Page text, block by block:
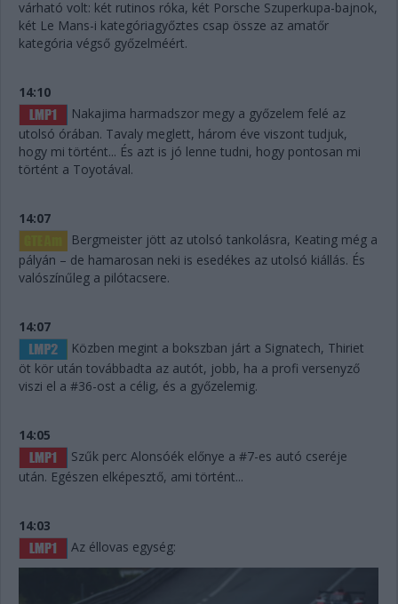
várható volt: két rutinos róka, két Porsche Szuperkupa-bajnok,
két Le Mans-i kategóriagyőztes csap össze az amatőr
kategória végső győzelméért.
14:10
Nakajima harmadszor megy a győzelem felé az
utolsó órában. Tavaly meglett, három éve viszont tudjuk,
hogy mi történt... És azt is jó lenne tudni, hogy pontosan mi
történt a Toyotával.
14:07
Bergmeister jött az utolsó tankolásra, Keating még a
pályán – de hamarosan neki is esedékes az utolsó kiállás. És
valószínűleg a pilótacsere.
14:07
Közben megint a bokszban járt a Signatech, Thiriet
öt kör után továbbadta az autót, jobb, ha a profi versenyző
viszi el a #36-ost a célig, és a győzelemig.
14:05
Szűk perc Alonsóék előnye a #7-es autó cseréje
után. Egészen elképesztő, ami történt...
14:03
Az éllovas egység: